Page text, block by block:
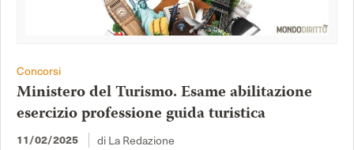
Concorsi
Ministero del Turismo. Esame abilitazione
esercizio professione guida turistica
11/02/2025 di La Redazione